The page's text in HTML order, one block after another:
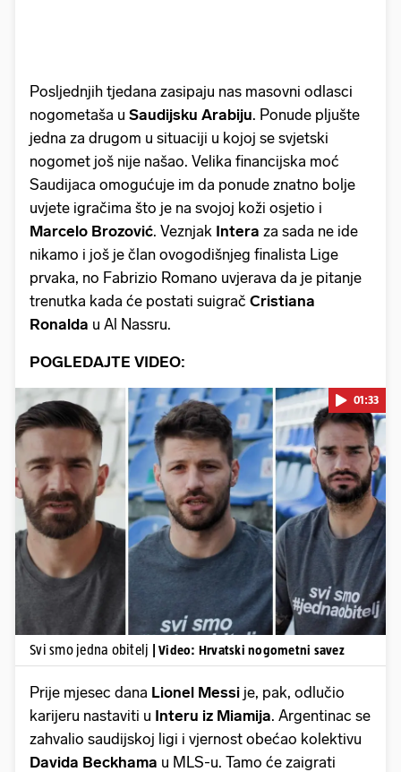
Posljednjih tjedana zasipaju nas masovni odlasci
nogometaša u Saudijsku Arabiju. Ponude pljušte
jedna za drugom u situaciji u kojoj se svjetski
nogomet još nije našao. Velika financijska moć
Saudijaca omogućuje im da ponude znatno bolje
uvjete igračima što je na svojoj koži osjetio i
Marcelo Brozović. Veznjak Intera za sada ne ide
nikamo i još je član ovogodišnjeg finalista Lige
prvaka, no Fabrizio Romano uvjerava da je pitanje
trenutka kada će postati suigrač Cristiana
Ronalda u Al Nassru.
POGLEDAJTE VIDEO:
Pokretanje videa...
01:33
Svi smo jedna obitelj | Video: Hrvatski nogometni savez
Prije mjesec dana Lionel Messi je, pak, odlučio
karijeru nastaviti u Interu iz Miamija. Argentinac se
zahvalio saudijskoj ligi i vjernost obećao kolektivu
Davida Beckhama u MLS-u. Tamo će zaigrati